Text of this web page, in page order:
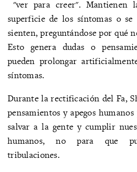
"ver para creer".
superficie de los síntomas o
sienten, preguntándose por qué
Esto genera dudas o
pueden prolongar
síntomas.
Durante la rectificación del Fa,
pensamientos y apegos
salvar a la gente y cumplir
humanos, no para que
tribulaciones.